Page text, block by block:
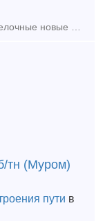
Спрос (покупка) Купим аккумуляторы щелочные новые и б/у, запчасти для вагонов, тепловозов, дороги. Приветствуются объемы и скидки. Аккумуляторы: 32ТН-450, 48ТН-45
тн (Муром)
пути в